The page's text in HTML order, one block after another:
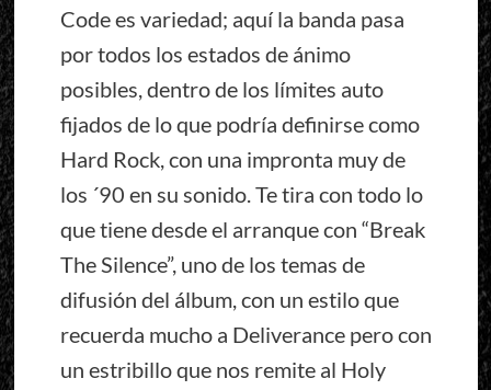
Code es variedad; aquí la banda pasa
por todos los estados de ánimo
posibles, dentro de los límites auto
fijados de lo que podría definirse como
Hard Rock, con una impronta muy de
los ´90 en su sonido. Te tira con todo lo
que tiene desde el arranque con “Break
The Silence”, uno de los temas de
difusión del álbum, con un estilo que
recuerda mucho a Deliverance pero con
un estribillo que nos remite al Holy